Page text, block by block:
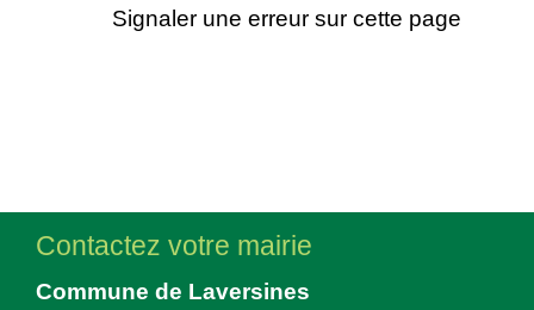
Signaler une erreur sur cette page
Contactez votre mairie
Commune de Laversines